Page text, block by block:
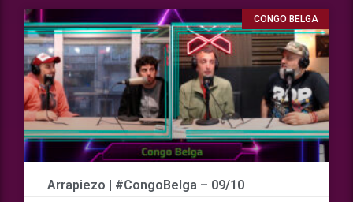
CONGO BELGA
Arrapiezo | #CongoBelga – 09/10